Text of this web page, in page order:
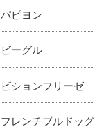
パピヨン
ビーグル
ビションフリーゼ
フレンチブルドッグ